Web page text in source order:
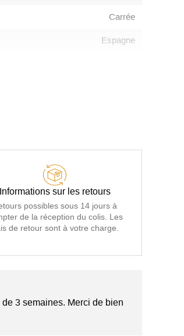
Carrée
Espagne
Informations sur les retours
possibles sous 14 jours à
de la réception du colis. Les
de retour sont à votre charge.
3 semaines. Merci de bien